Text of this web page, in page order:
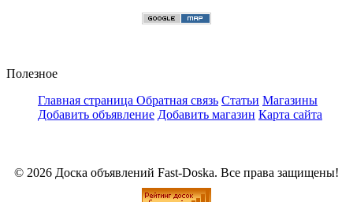
Полезное
Главная страница Обратная связь Статьи Магазины
Добавить объявление Добавить магазин Карта сайта
© 2026 Доска объявлений Fast-Doska. Все права защищены!